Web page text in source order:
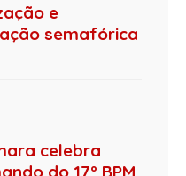
e
semafórica
celebra
do 17º BPM